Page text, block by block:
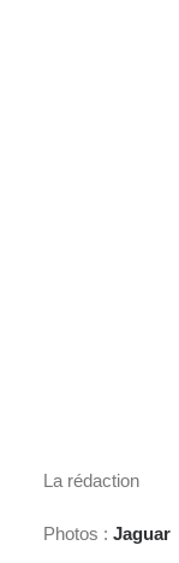
La rédaction
Photos : Jaguar